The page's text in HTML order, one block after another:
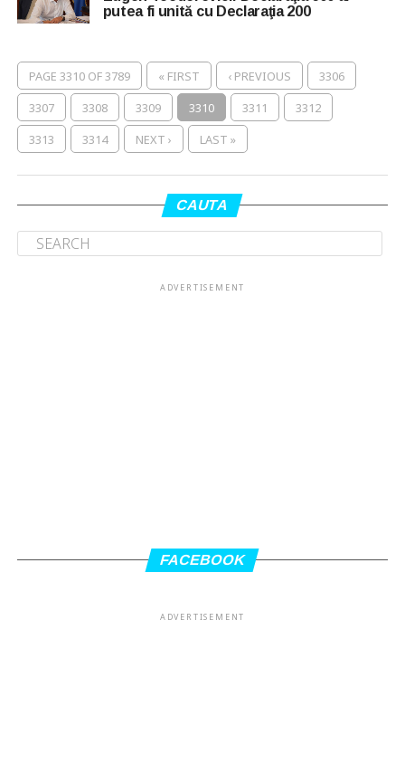
putea fi unită cu Declaraţia 200
PAGE 3310 OF 3789 « FIRST ‹ PREVIOUS
3306
3307
3308 3309 3310 3311
3312
3313
3314 NEXT › LAST »
CAUTA
ADVERTISEMENT
FACEBOOK
ADVERTISEMENT